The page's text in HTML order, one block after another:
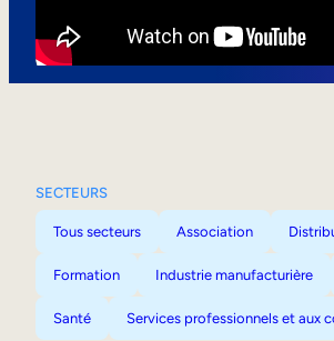
SECTEURS
Tous secteurs Association
Formation Industrie manufacturière
Santé Services professionnels et aux